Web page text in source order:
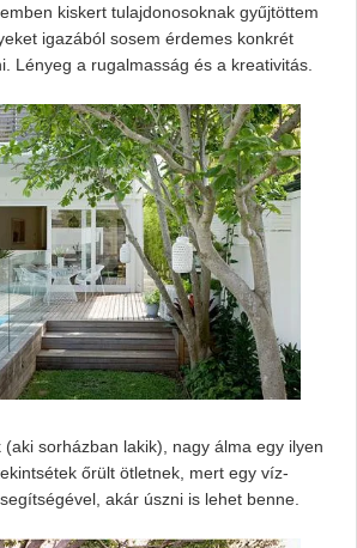
kiskert tulajdonosoknak gyűjtöttem
igazából sosem érdemes konkrét
Lényeg a rugalmasság és a kreativitás.
(aki sorházban lakik), nagy álma egy ilyen
őrült ötletnek, mert egy víz-
akár úszni is lehet benne.